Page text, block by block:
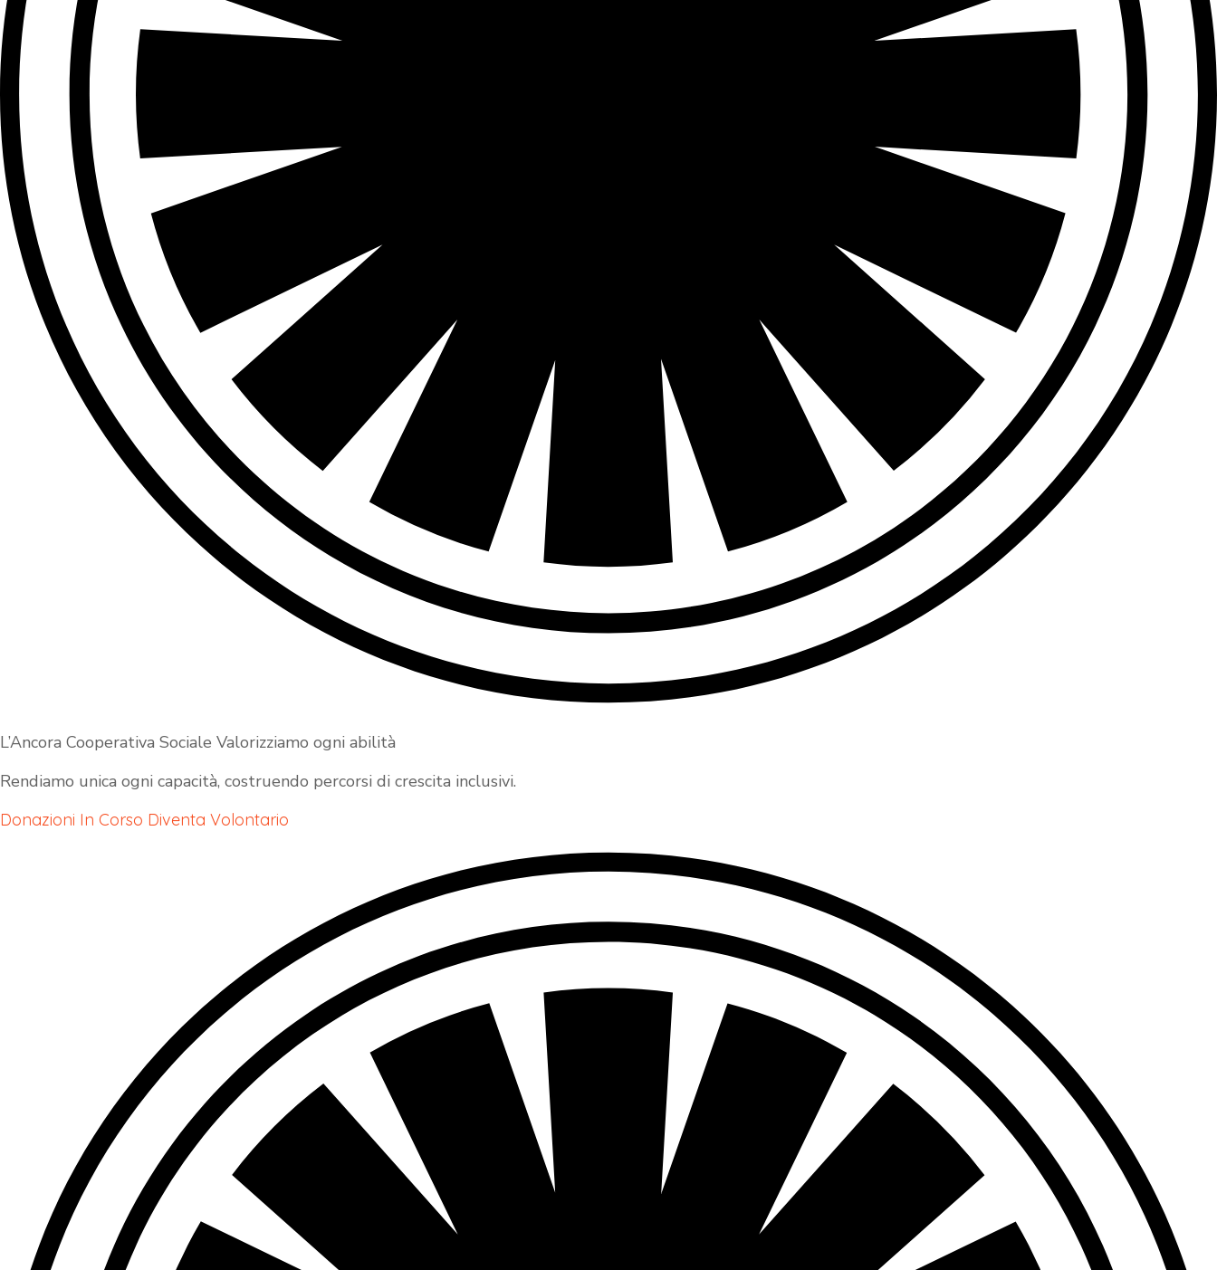
L’Ancora Cooperativa Sociale Valorizziamo ogni abilità
Rendiamo unica ogni capacità, costruendo percorsi di crescita inclusivi.
Donazioni In Corso Diventa Volontario